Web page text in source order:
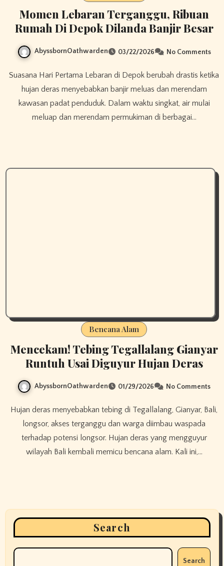
Momen Lebaran Terganggu, Ribuan
Rumah Di Depok Dilanda Banjir Besar
AbyssbornOathwarden 03/22/2026 No Comments
Suasana Hari Pertama Lebaran di Depok berubah drastis ketika
hujan deras menyebabkan banjir meluas dan merendam
kawasan padat penduduk. Dalam waktu singkat, air mulai
meluap dan merendam permukiman di berbagai…
Bencana Alam
Mencekam! Tebing Tegallalang Gianyar
Runtuh Usai Diguyur Hujan Deras
AbyssbornOathwarden 01/29/2026 No Comments
Hujan deras menyebabkan tebing di Tegallalang, Gianyar, Bali,
longsor, akses terganggu dan warga diimbau waspada
terhadap potensi longsor. Hujan deras yang mengguyur
wilayah Bali kembali memicu bencana alam. Kali ini,…
Search
Search